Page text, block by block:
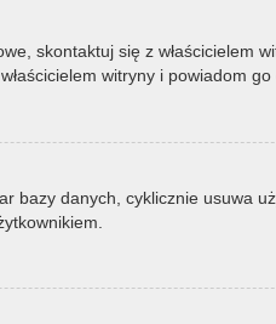
skontaktuj się z właścicielem
witryny i powiadom
bazy danych, cyklicznie usuwa